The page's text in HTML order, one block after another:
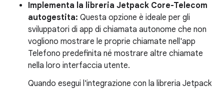
Implementa la libreria Jetpack Core-Telecom
autogestita: Questa opzione è ideale per gli
sviluppatori di app di chiamata autonome che non
vogliono mostrare le proprie chiamate nell'app
Telefono predefinita né mostrare altre chiamate
nella loro interfaccia utente.
Quando esegui l'integrazione con la libreria Jetpack